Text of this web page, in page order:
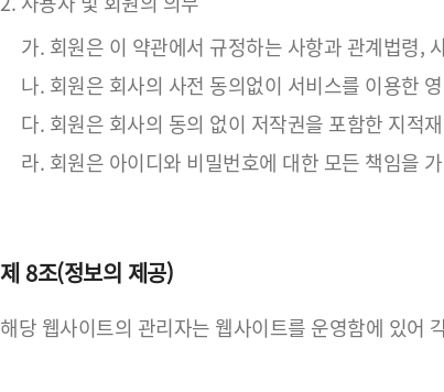
가. 회원은 이 약관에서 규정하는 사항과 관계법령,
나. 회원은 회사의 사전 동의없이 서비스를 이용한
다. 회원은 회사의 동의 없이 저작권을 포함한 지적
라. 회원은 아이디와 비밀번호에 대한 모든 책임을
제 8조(정보의 제공)
해당 웹사이트의 관리자는 웹사이트를 운영함에 있어